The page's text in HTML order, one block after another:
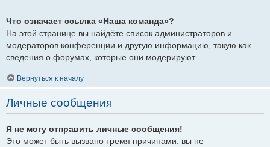
Что означает ссылка «Наша команда»?
На этой странице вы найдёте список администраторов и
модераторов конференции и другую информацию, такую как
сведения о форумах, которые они модерируют.
Вернуться к началу
Личные сообщения
Я не могу отправить личные сообщения!
Это может быть вызвано тремя причинами: вы не